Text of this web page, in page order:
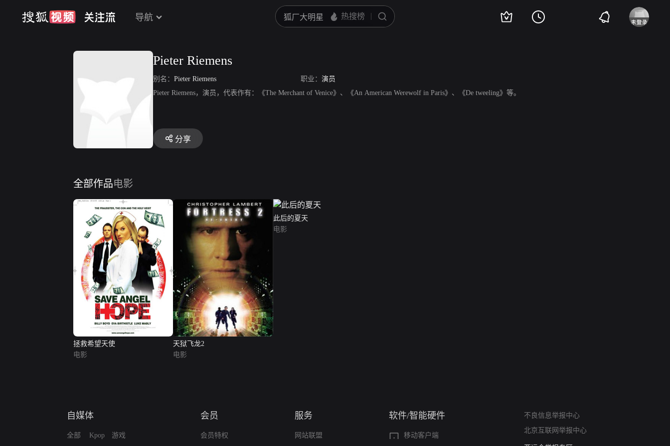
导航
Pieter Riemens
别名： Pieter Riemens 职业： 演员
Pieter Riemens，演员，代表作有：《The Merchant of Venice》、《An American Werewolf in Paris》、《De tweeling》等。
分享
全部作品电影
拯救希望天使
电影
天狱飞龙2
电影
此后的夏天
电影
自媒体
全部 Kpop 游戏
会员
会员特权
服务
网站联盟
软件/智能硬件
移动客户端
不良信息举报中心
北京互联网举报中心
算法推荐专项举报